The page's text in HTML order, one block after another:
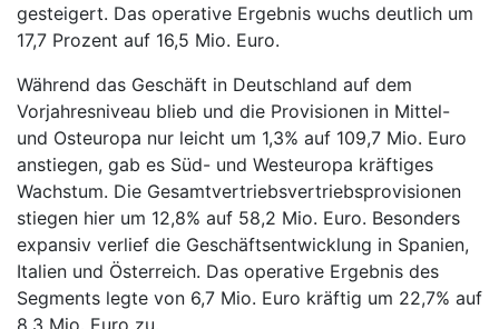
gesteigert. Das operative Ergebnis wuchs deutlich um
17,7 Prozent auf 16,5 Mio. Euro.
Während das Geschäft in Deutschland auf dem
Vorjahresniveau blieb und die Provisionen in Mittel-
und Osteuropa nur leicht um 1,3% auf 109,7 Mio. Euro
anstiegen, gab es Süd- und Westeuropa kräftiges
Wachstum. Die Gesamtvertriebsvertriebsprovisionen
stiegen hier um 12,8% auf 58,2 Mio. Euro. Besonders
expansiv verlief die Geschäftsentwicklung in Spanien,
Italien und Österreich. Das operative Ergebnis des
Segments legte von 6,7 Mio. Euro kräftig um 22,7% auf
8,3 Mio. Euro zu.